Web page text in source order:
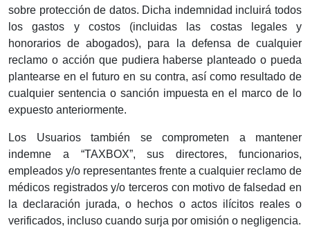
sobre protección de datos. Dicha indemnidad incluirá todos
los gastos y costos (incluidas las costas legales y
honorarios de abogados), para la defensa de cualquier
reclamo o acción que pudiera haberse planteado o pueda
plantearse en el futuro en su contra, así como resultado de
cualquier sentencia o sanción impuesta en el marco de lo
expuesto anteriormente.
Los Usuarios también se comprometen a mantener
indemne a “TAXBOX”, sus directores, funcionarios,
empleados y/o representantes frente a cualquier reclamo de
médicos registrados y/o terceros con motivo de falsedad en
la declaración jurada, o hechos o actos ilícitos reales o
verificados, incluso cuando surja por omisión o negligencia.